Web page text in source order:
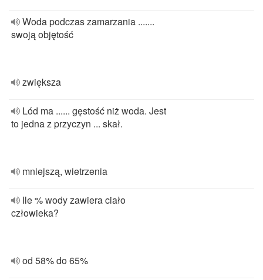
Woda podczas zamarzania .......
swoją objętość
zwiększa
Lód ma ...... gęstość niż woda. Jest
to jedna z przyczyn ... skał.
mniejszą, wietrzenia
Ile % wody zawiera ciało
człowieka?
od 58% do 65%